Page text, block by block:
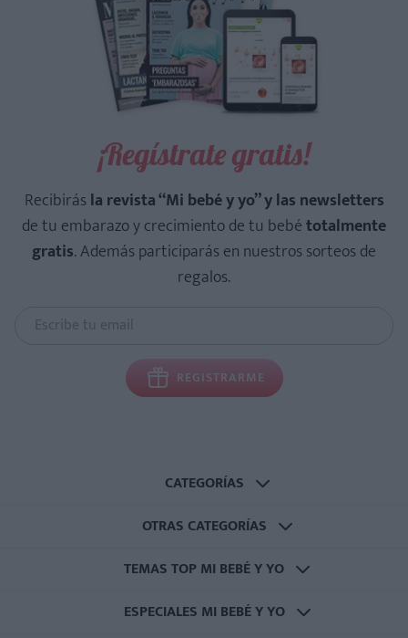
¡Regístrate gratis!
Recibirásla revista “Mi bebé y yo” y las newsletters
de tu embarazo y crecimiento de tu bebétotalmente
gratis. Además participarás en nuestros sorteos de
regalos.
REGISTRARME
CATEGORÍAS
OTRAS CATEGORÍAS
TEMAS TOP MI BEBÉ Y YO
ESPECIALES MI BEBÉ Y YO